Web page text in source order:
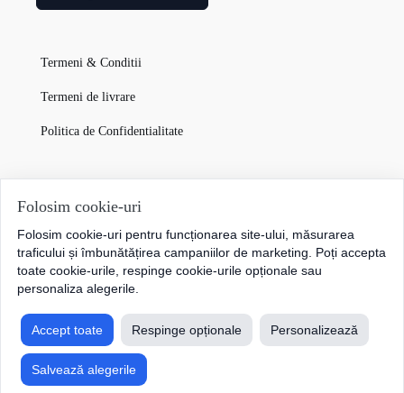
Termeni & Conditii
Termeni de livrare
Politica de Confidentialitate
Garanția Produselor
Cum plătesc
Folosim cookie-uri
Folosim cookie-uri pentru funcționarea site-ului, măsurarea
traficului și îmbunătățirea campaniilor de marketing. Poți accepta
toate cookie-urile, respinge cookie-urile opționale sau
personaliza alegerile.
Accept toate Respinge opționale Personalizează
Salvează alegerile